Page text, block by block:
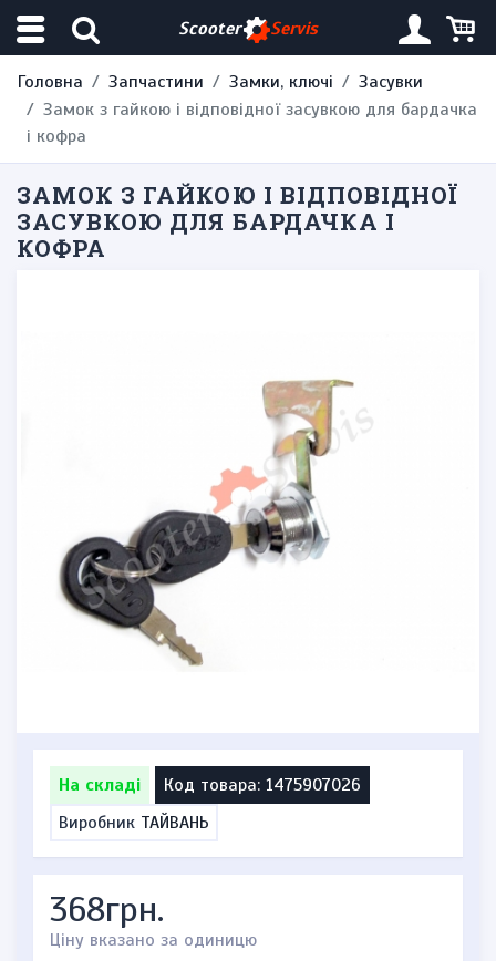
Scooter Servis
Головна Запчастини Замки, ключі
Засувки
Замок з гайкою і відповідної засувкою для бардачка
і кофра
ЗАМОК З ГАЙКОЮ І ВІДПОВІДНОЇ
ЗАСУВКОЮ ДЛЯ БАРДАЧКА І
КОФРА
На складі
Код товара: 1475907026
Виробник ТАЙВАНЬ
368грн.
Ціну вказано за одиницю